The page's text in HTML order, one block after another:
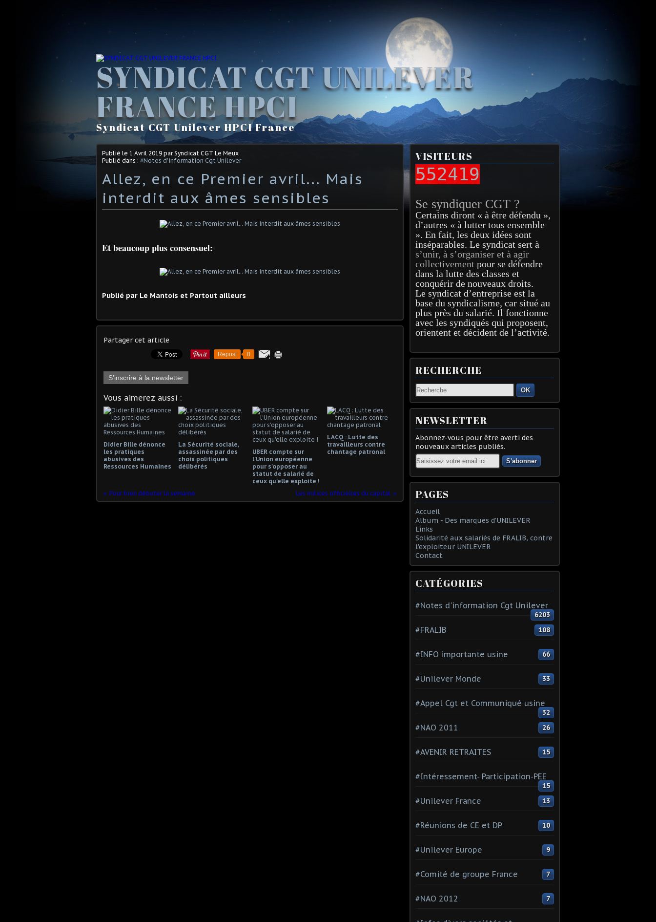
SYNDICAT CGT UNILEVER
FRANCE HPCI
Syndicat CGT Unilever HPCI France
Publié le 1 Avril 2019 par Syndicat CGT Le Meux
Publié dans : #Notes d'information Cgt Unilever
Allez, en ce Premier avril... Mais
interdit aux âmes sensibles
Et beaucoup plus consensuel:
Publié par Le Mantois et Partout ailleurs
Partager cet article
Repost 0
S'inscrire à la newsletter
Vous aimerez aussi :
Didier Bille dénonce
les pratiques
abusives des
Ressources Humaines
La Sécurité sociale,
assassinée par des
choix politiques
délibérés
UBER compte sur
l'Union européenne
pour s'opposer au
statut de salarié de
ceux qu'elle exploite !
LACQ : Lutte des
travailleurs contre
chantage patronal
Pour bien débuter la semaine Les milices officielles du capital
VISITEURS
552419
Se syndiquer CGT ?
Certains diront « à être défendu »,
d’autres « à lutter tous ensemble
». En fait, les deux idées sont
inséparables. Le syndicat sert à
s’unir, à s’organiser et à agir
collectivement pour se défendre
dans la lutte des classes et
conquérir de nouveaux droits.
Le syndicat d’entreprise est la
base du syndicalisme, car situé au
plus près du salarié. Il fonctionne
avec les syndiqués qui proposent,
orientent et décident de l’activité.
RECHERCHE
OK
NEWSLETTER
Abonnez-vous pour être averti des
nouveaux articles publiés.
Email
PAGES
Accueil
Album - Des marques d'UNILEVER
Links
Solidarité aux salariés de FRALIB, contre
l'exploiteur UNILEVER
Contact
CATÉGORIES
#Notes d'information Cgt Unilever
6203
#FRALIB 108
#INFO importante usine 66
#Unilever Monde 33
#Appel Cgt et Communiqué usine
32
#NAO 2011 26
#AVENIR RETRAITES 15
#Intéressement- Participation-PEE
15
#Unilever France 13
#Réunions de CE et DP 10
#Unilever Europe 9
#Comité de groupe France 7
#NAO 2012 7